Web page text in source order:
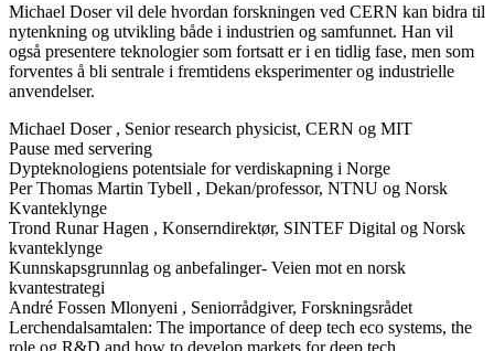
Michael Doser vil dele hvordan forskningen ved CERN kan bidra til
nytenkning og utvikling både i industrien og samfunnet. Han vil
også presentere teknologier som fortsatt er i en tidlig fase, men som
forventes å bli sentrale i fremtidens eksperimenter og industrielle
anvendelser.
Michael Doser , Senior research physicist, CERN og MIT
Pause med servering
Dypteknologiens potentsiale for verdiskapning i Norge
Per Thomas Martin Tybell , Dekan/professor, NTNU og Norsk
Kvanteklynge
Trond Runar Hagen , Konserndirektør, SINTEF Digital og Norsk
kvanteklynge
Kunnskapsgrunnlag og anbefalinger- Veien mot en norsk
kvantestrategi
André Fossen Mlonyeni , Seniorrådgiver, Forskningsrådet
Lerchendalsamtalen: The importance of deep tech eco systems, the
role og R&D and how to develop markets for deep tech